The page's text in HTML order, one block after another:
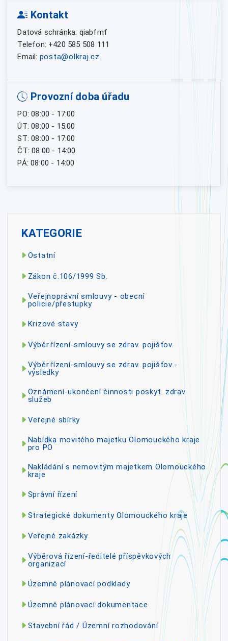
Kontakt
Datová schránka: qiabfmf
Telefon: +420 585 508 111
Email: posta@olkraj.cz
Provozní doba úřadu
PO: 08:00 - 17:00
ÚT: 08:00 - 15:00
ST: 08:00 - 17:00
ČT: 08:00 - 14:00
PÁ: 08:00 - 14:00
KATEGORIE
Ostatní
Zákon č.106/1999 Sb.
Veřejnoprávní smlouvy - obecní
policie/přestupky
Krizové stavy
Výběr.řízení-smlouvy se zdrav. pojišťov.
Výběr.řízení-smlouvy se zdrav. pojišťov.-
výsledky
Oznámení-ukončení činnosti poskyt. zdrav.
služeb
Veřejné sbírky
Nabídka movitého majetku Olomouckého kraje
pro PO
Nakládání s nemovitým majetkem Olomouckého
kraje
Správní řízení
Strategické dokumenty Olomouckého kraje
Veřejné zakázky
Výběrová řízení-ředitelé příspěvkových
organizací
Územně plánovací podklady
Územně plánovací dokumentace
Stavební řád / Územní rozhodování